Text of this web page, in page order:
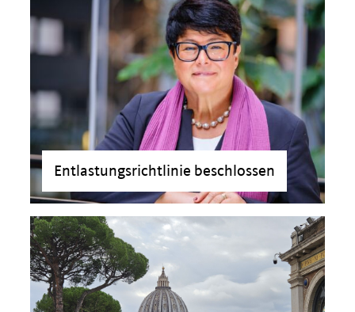
>
Entlastungsrichtlinie beschlossen
>